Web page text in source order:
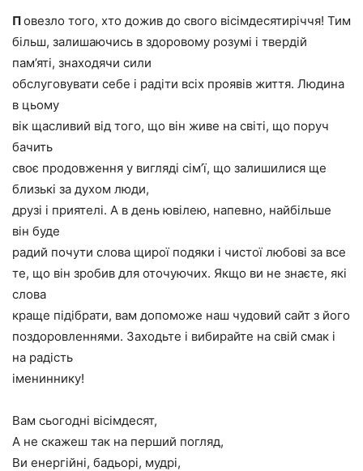
Повезло того, хто дожив до свого вісімдесятиріччя! Тим
більш, залишаючись в здоровому розумі і твердій
пам’яті, знаходячи сили
обслуговувати себе і радіти всіх проявів життя. Людина
в цьому
вік щасливий від того, що він живе на світі, що поруч
бачить
своє продовження у вигляді сім’ї, що залишилися ще
близькі за духом люди,
друзі і приятелі. А в день ювілею, напевно, найбільше
він буде
радий почути слова щирої подяки і чистої любові за все
те, що він зробив для оточуючих. Якщо ви не знаєте, які
слова
краще підібрати, вам допоможе наш чудовий сайт з його
поздоровленнями. Заходьте і вибирайте на свій смак і
на радість
імениннику!
Вам сьогодні вісімдесят,
А не скажеш так на перший погляд,
Ви енергійні, бадьорі, мудрі,